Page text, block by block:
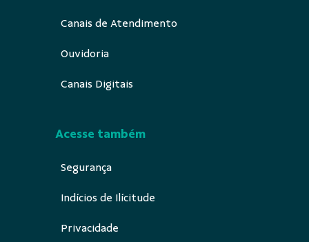
Canais de Atendimento
Ouvidoria
Canais Digitais
Acesse também
Segurança
Indícios de Ilícitude
Privacidade